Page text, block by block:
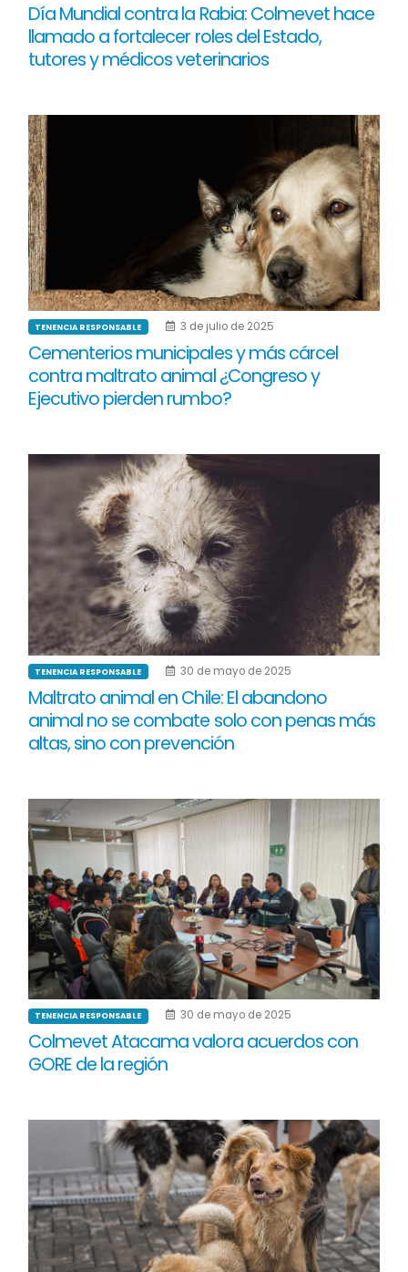
Día Mundial contra la Rabia: Colmevet hace
llamado a fortalecer roles del Estado,
tutores y médicos veterinarios
TENENCIA RESPONSABLE 3 de julio de 2025
Cementerios municipales y más cárcel
contra maltrato animal ¿Congreso y
Ejecutivo pierden rumbo?
TENENCIA RESPONSABLE 30 de mayo de 2025
Maltrato animal en Chile: El abandono
animal no se combate solo con penas más
altas, sino con prevención
TENENCIA RESPONSABLE 30 de mayo de 2025
Colmevet Atacama valora acuerdos con
GORE de la región